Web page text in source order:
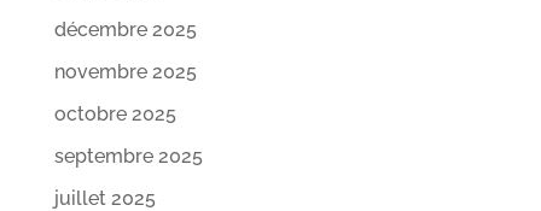
décembre 2025
novembre 2025
octobre 2025
septembre 2025
juillet 2025